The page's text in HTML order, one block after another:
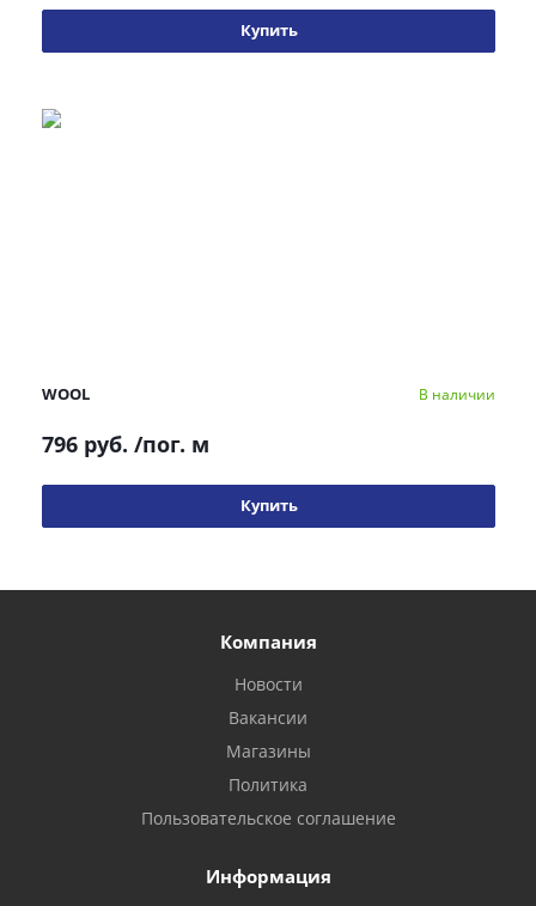
Купить
WOOL В наличии
796 руб. /пог. м
Купить
Компания
Новости
Вакансии
Магазины
Политика
Пользовательское соглашение
Информация